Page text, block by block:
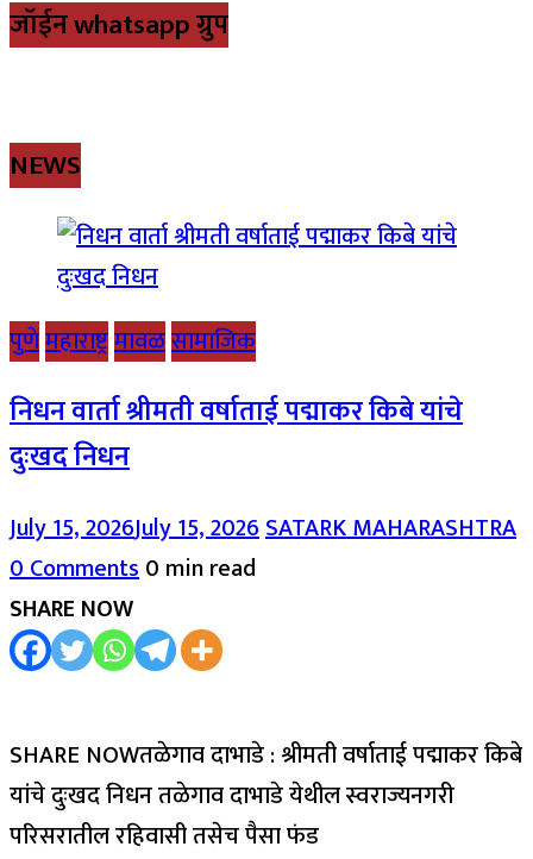
जॉईन whatsapp ग्रुप
NEWS
पुणेमहाराष्ट्रमावळसामाजिक
निधन वार्ता श्रीमती वर्षाताई पद्माकर किबे यांचे
दुःखद निधन
July 15, 2026July 15, 2026SATARK MAHARASHTRA
0 Comments0 min read
SHARE NOW
SHARE NOWतळेगाव दाभाडे : श्रीमती वर्षाताई पद्माकर किबे
यांचे दुःखद निधन तळेगाव दाभाडे येथील स्वराज्यनगरी
परिसरातील रहिवासी तसेच पैसा फंड